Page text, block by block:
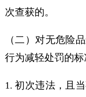
次查获的。
（二）对无危险
行为减轻处罚的标
1. 初次违法，且